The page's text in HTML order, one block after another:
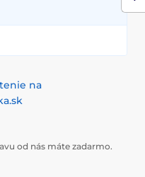
na
od nás máte zadarmo.